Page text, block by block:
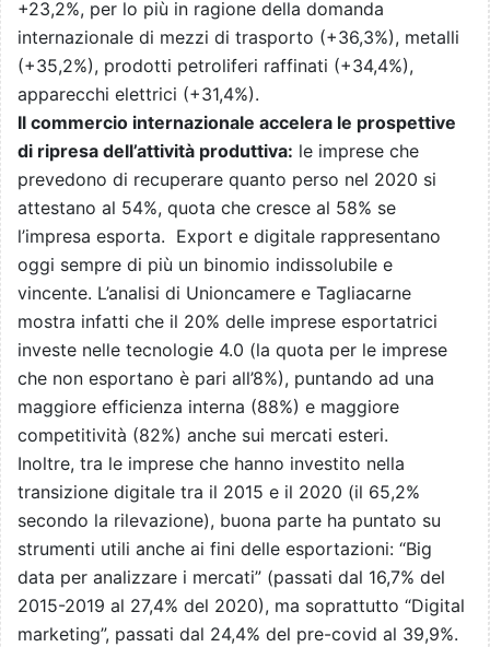
+23,2%, per lo più in ragione della domanda
internazionale di mezzi di trasporto (+36,3%), metalli
(+35,2%), prodotti petroliferi raffinati (+34,4%),
apparecchi elettrici (+31,4%).
Il commercio internazionale accelera le prospettive
di ripresa dell’attività produttiva: le imprese che
prevedono di recuperare quanto perso nel 2020 si
attestano al 54%, quota che cresce al 58% se
l’impresa esporta. Export e digitale rappresentano
oggi sempre di più un binomio indissolubile e
vincente. L’analisi di Unioncamere e Tagliacarne
mostra infatti che il 20% delle imprese esportatrici
investe nelle tecnologie 4.0 (la quota per le imprese
che non esportano è pari all’8%), puntando ad una
maggiore efficienza interna (88%) e maggiore
competitività (82%) anche sui mercati esteri.
Inoltre, tra le imprese che hanno investito nella
transizione digitale tra il 2015 e il 2020 (il 65,2%
secondo la rilevazione), buona parte ha puntato su
strumenti utili anche ai fini delle esportazioni: “Big
data per analizzare i mercati” (passati dal 16,7% del
2015-2019 al 27,4% del 2020), ma soprattutto “Digital
marketing”, passati dal 24,4% del pre-covid al 39,9%.